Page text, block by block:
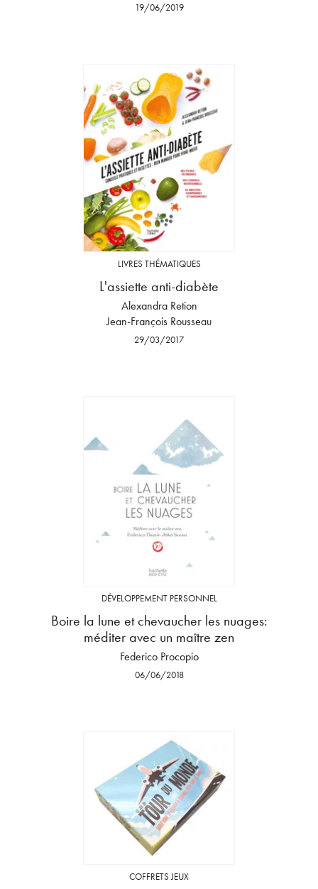
19/06/2019
LIVRES THÉMATIQUES
L'assiette anti-diabète
Alexandra Retion
Jean-François Rousseau
29/03/2017
DÉVELOPPEMENT PERSONNEL
Boire la lune et chevaucher les nuages:
méditer avec un maître zen
Federico Procopio
06/06/2018
COFFRETS JEUX